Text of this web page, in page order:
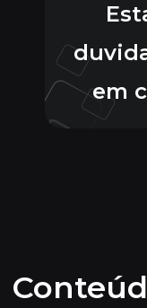
em